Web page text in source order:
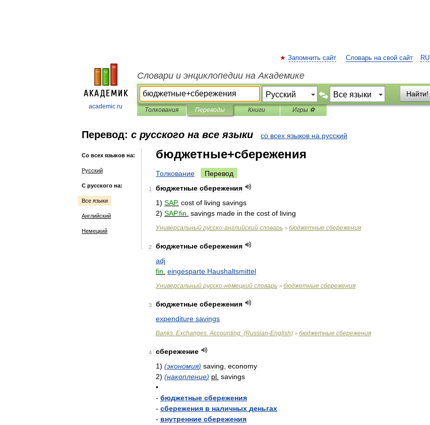
academic.ru
RU
Запомнить сайт Словарь на свой сайт
Словари и энциклопедии на Академике
Найти!
Толкования Переводы Книги Игры ⚽
Перевод: с русского на все языки со всех языков на русский
Со всех языков на:
Русский
С русского на:
Все языки
Английский
Немецкий
бюджетные+сбережения
Толкование Перевод
1 бюджетные сбережения
1) SAP. cost of living savings
2) SAP.fin savings made in the cost of living
Универсальный русско-английский словарь > бюджетные сбережения
2 бюджетные сбережения
adj
fin eingesparte Haushaltsmittel
Универсальный русско-немецкий словарь > бюджетные сбережения
3 бюджетные сбережения
expenditure savings
Banks. Exchanges.Accounting. (Russian-English) > бюджетные сбережения
4
сбережение
1) (экономия) saving economy
2) (накопление) pl savings
•
- бюджетные сбережения
- сбережения в наличных деньгах
- внутренние сбережения